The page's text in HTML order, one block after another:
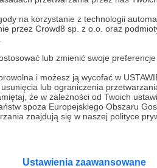
na korzystanie z technologii
przez Crowd8 sp. z o.o. oraz
lub zmienić swoje
i możesz ją wycofać w
lub ograniczenia
że w zależności od Twoich
spoza Europejskiego Obszaru
znajdują się w naszej polityce
Ustawienia zaawansowane
Udostępnij